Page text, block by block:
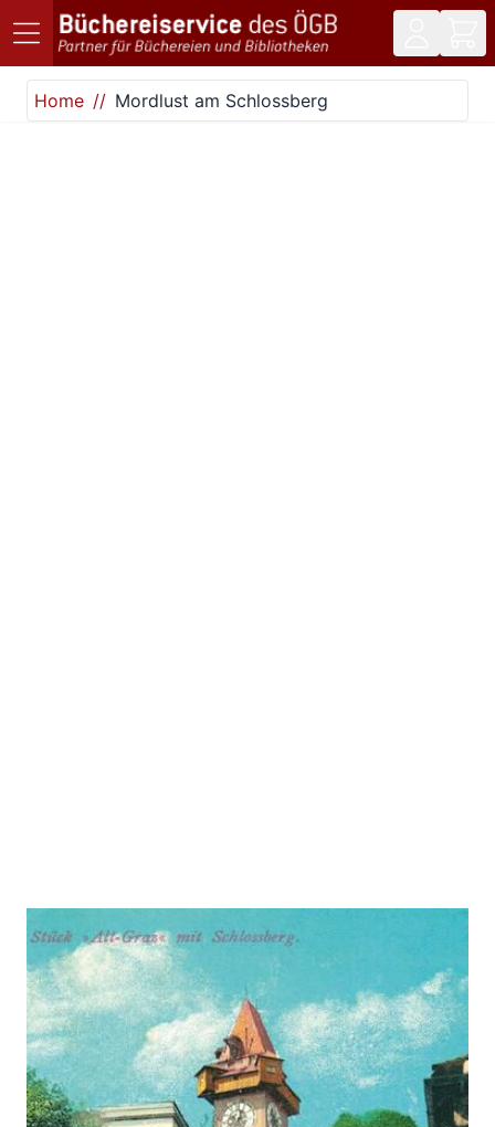
Direkt zum Inhalt
Home
Mordlust am Schlossberg
Mordlust am Schlossberg
Zur Wunschliste hinzufügen
Historischer Krimi aus der Steiermark